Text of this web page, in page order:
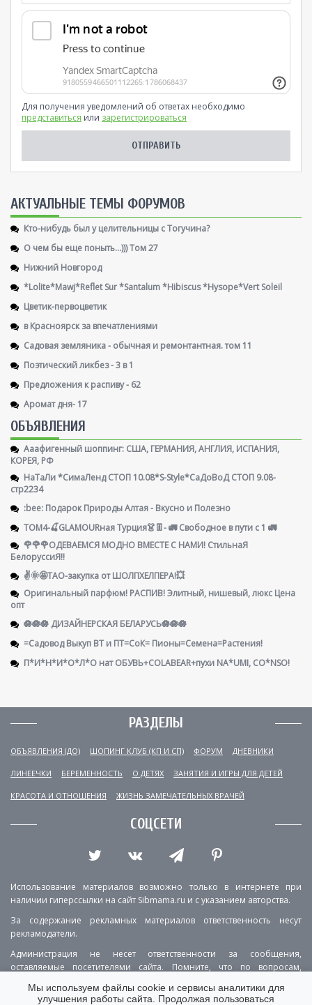
Для получения уведомлений об ответах необходимо
представиться или зарегистрироваться
AКТУАЛЬНЫЕ ТЕМЫ ФОРУМОВ
Кто-нибудь был у целительницы с Тогучина?
О чем бы еще поныть...))) Том 27
Нижний Новгород
*Lolite*Mawj*Reflet Sur *Santalum *Hibiscus *Hysope*Vert Soleil
Цветик-первоцветик
в Красноярск за впечатлениями
Садовая земляника - обычная и ремонтантная. том 11
Поэтический ликбез - 3 в 1
Предложения к распиву - 62
Аромат дня- 17
ОБЪЯВЛЕНИЯ
Ааафигенный шоппинг: США, ГЕРМАНИЯ, АНГЛИЯ, ИСПАНИЯ,
КОРЕЯ, РФ
НаТаЛи *СимаЛенд СТОП 10.08*S-Style*СаДоВоД СТОП 9.08-
стр2234
:bee: Подарок Природы Алтая - Вкусно и Полезно
ТОМ4-🍒GLAMOURная Турция👗👖- 🚛 Свободное в пути с 1 🚛
🌹🌹🌹ОДЕВАЕМСЯ МОДНО ВМЕСТЕ С НАМИ! СтильнаЯ
БелоруссиЯ‼
✌️🌞🤩ТАО-закупка от ШОЛПХЕЛПЕРА!💥
Оригинальный парфюм! РАСПИВ! Элитный, нишевый, люкс Цена
опт
🪷🪷🪷 ДИЗАЙНЕРСКАЯ БЕЛАРУСЬ🪷🪷🪷
=Садовод Выкуп ВТ и ПТ=СоК= Пионы=Семена=Растения!
П*И*Н*И*О*Л*О нат ОБУВЬ+COLABEAR+пухи NA*UMI, CO*NSO!
РАЗДЕЛЫ
ОБЪЯВЛЕНИЯ (ДО) ШОПИНГ КЛУБ (КП И СП) ФОРУМ ДНЕВНИКИ
ЛИНЕЕЧКИ БЕРЕМЕННОСТЬ О ДЕТЯХ ЗАНЯТИЯ И ИГРЫ ДЛЯ ДЕТЕЙ
КРАСОТА И ОТНОШЕНИЯ ЖИЗНЬ ЗАМЕЧАТЕЛЬНЫХ ВРАЧЕЙ
СОЦСЕТИ
Использование материалов возможно только в интернете при
наличии гиперссылки на сайт Sibmama.ru и с указанием авторства.
За содержание рекламных материалов ответственность несут
рекламодатели.
Администрация не несет ответственности за сообщения,
оставляемые посетителями сайта. Помните, что по вопросам,
Мы используем файлы cookie и сервисы аналитики для
улучшения работы сайта. Продолжая пользоваться